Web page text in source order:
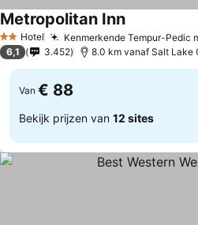
2 Sterren
Hotel Kenmerkende Tempur-Pedic
Metropolitan InnPrijzen
6,1 3.452 8.0 km vanaf Salt Lake
Van € 88
Bekijk prijzen van 12 sites